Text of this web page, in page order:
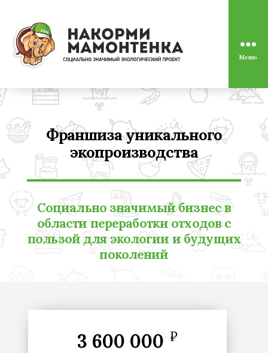
экологический
проект
"Накорми
Мамонтенка"
Меню
Франшиза уникального
экопроизводства
Социально значимый бизнес в
области переработки отходов с
пользой для экологии и будущих
поколений
3 600 000 ₽